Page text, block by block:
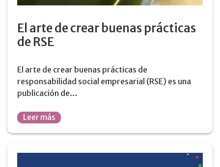
El arte de crear buenas prácticas
de RSE
El arte de crear buenas prácticas de
responsabilidad social empresarial (RSE) es una
publicación de…
Leer más